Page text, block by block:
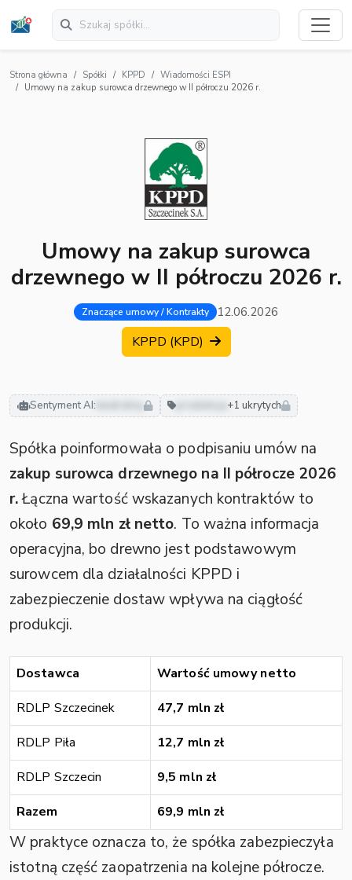
Strona główna Spółki KPPD
Wiadomości ESPI
Umowy na zakup surowca drzewnego w II półroczu 2026 r.
Umowy na zakup surowca
drzewnego w II półroczu 2026 r.
Znaczące umowy / Kontrakty 12.06.2026
KPPD (KPD)
Sentyment AI: neutralny produkcja +1 ukrytych
Spółka poinformowała o podpisaniu umów na
zakup surowca drzewnego na II półrocze 2026
r.Łączna wartość wskazanych kontraktów to
około 69,9 mln zł netto. To ważna informacja
operacyjna, bo drewno jest podstawowym
surowcem dla działalności KPPD i
zabezpieczenie dostaw wpływa na ciągłość
produkcji.
Dostawca
Wartość umowy netto
RDLP Szczecinek
47,7 mln zł
RDLP Piła
12,7 mln zł
RDLP Szczecin
9,5 mln zł
Razem
69,9 mln zł
W praktyce oznacza to, że spółka zabezpieczyła
istotną część zaopatrzenia na kolejne półrocze.